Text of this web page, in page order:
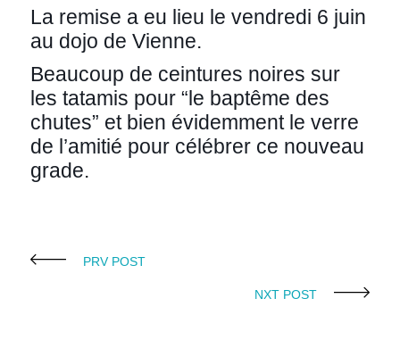
La remise a eu lieu le vendredi 6 juin
au dojo de Vienne.
Beaucoup de ceintures noires sur
les tatamis pour “le baptême des
chutes” et bien évidemment le verre
de l’amitié pour célébrer ce nouveau
grade.
PRV POST
NXT POST